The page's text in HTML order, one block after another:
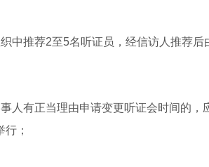
推荐2至5名听证员，经信访人推荐后
有正当理由申请变更听证会时间的，
；